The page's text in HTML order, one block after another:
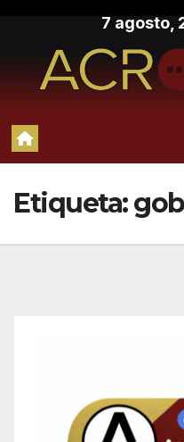
contenido
7 agosto,
Etiqueta: